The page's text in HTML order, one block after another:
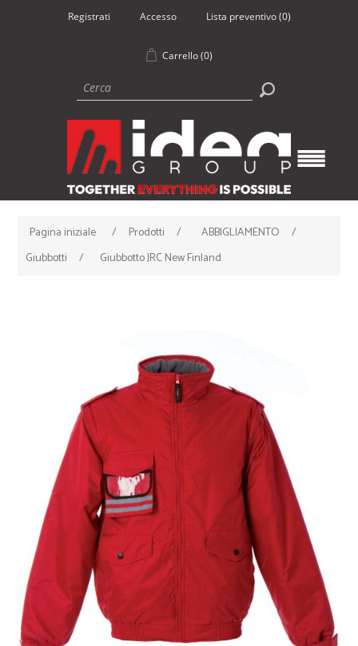
Registrati Accesso Lista preventivo (0)
Carrello (0)
Pagina iniziale / Prodotti / ABBIGLIAMENTO
/
Giubbotti
/ Giubbotto JRC New Finland